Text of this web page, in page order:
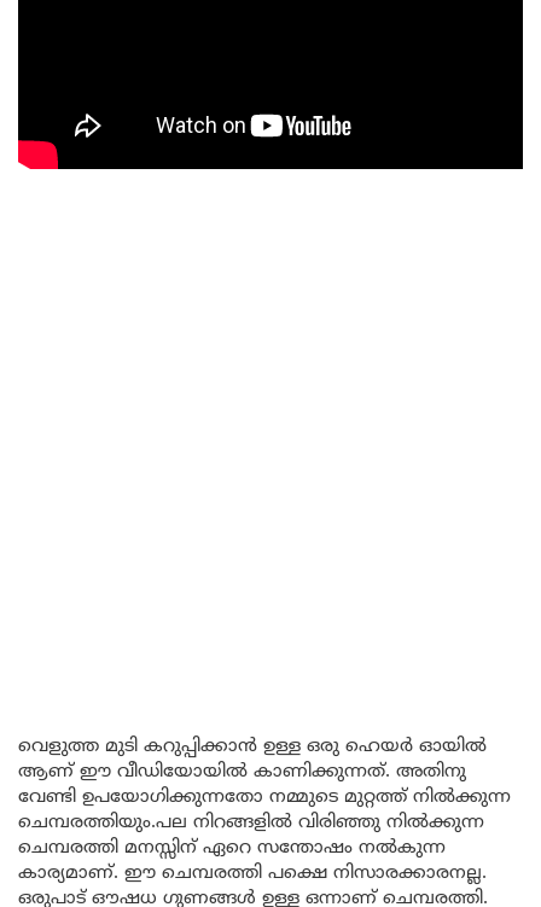
വെളുത്ത മുടി കറുപ്പിക്കാൻ ഉള്ള ഒരു ഹെയർ ഓയിൽ
ആണ് ഈ വീഡിയോയിൽ കാണിക്കുന്നത്. അതിനു
വേണ്ടി ഉപയോഗിക്കുന്നതോ നമ്മുടെ മുറ്റത്ത് നിൽക്കുന്ന
ചെമ്പരത്തിയും.പല നിറങ്ങളിൽ വിരിഞ്ഞു നിൽക്കുന്ന
ചെമ്പരത്തി മനസ്സിന് ഏറെ സന്തോഷം നൽകുന്ന
കാര്യമാണ്. ഈ ചെമ്പരത്തി പക്ഷെ നിസാരക്കാരനല്ല.
ഒരുപാട് ഔഷധ ഗുണങ്ങൾ ഉള്ള ഒന്നാണ് ചെമ്പരത്തി.